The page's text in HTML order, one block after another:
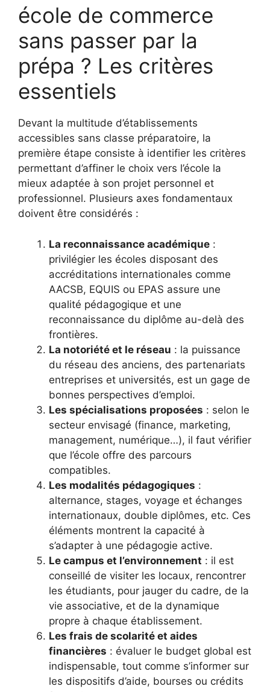
école de commerce
sans passer par la
prépa ? Les critères
essentiels
Devant la multitude d’établissements
accessibles sans classe préparatoire, la
première étape consiste à identifier les critères
permettant d’affiner le choix vers l’école la
mieux adaptée à son projet personnel et
professionnel. Plusieurs axes fondamentaux
doivent être considérés :
La reconnaissance académique :
privilégier les écoles disposant des
accréditations internationales comme
AACSB, EQUIS ou EPAS assure une
qualité pédagogique et une
reconnaissance du diplôme au-delà des
frontières.
La notoriété et le réseau : la puissance
du réseau des anciens, des partenariats
entreprises et universités, est un gage de
bonnes perspectives d’emploi.
Les spécialisations proposées : selon le
secteur envisagé (finance, marketing,
management, numérique…), il faut vérifier
que l’école offre des parcours
compatibles.
Les modalités pédagogiques :
alternance, stages, voyage et échanges
internationaux, double diplômes, etc. Ces
éléments montrent la capacité à
s’adapter à une pédagogie active.
Le campus et l’environnement : il est
conseillé de visiter les locaux, rencontrer
les étudiants, pour jauger du cadre, de la
vie associative, et de la dynamique
propre à chaque établissement.
Les frais de scolarité et aides
financières : évaluer le budget global est
indispensable, tout comme s’informer sur
les dispositifs d’aide, bourses ou crédits